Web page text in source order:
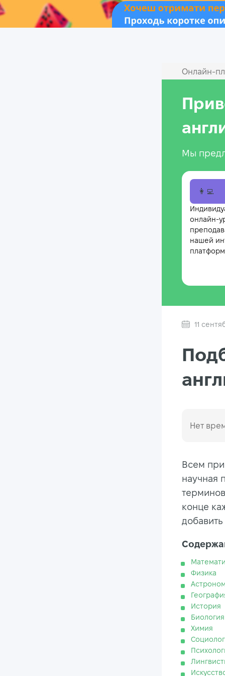
Мы
👩‍💻
онлайн-
нашей
11
Нет
Всем
научная
конце
Физика
История
Биология
Химия